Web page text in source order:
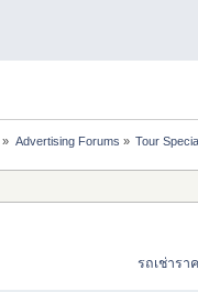
» Advertising Forums » Tour
รถเช่าร